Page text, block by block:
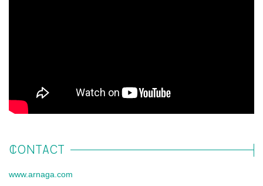
CONTACT
www.arnaga.com